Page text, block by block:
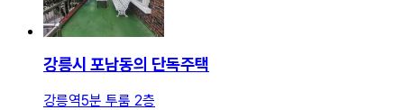
강릉시 포남동의 단독주택
강릉역5분 투룸 2층